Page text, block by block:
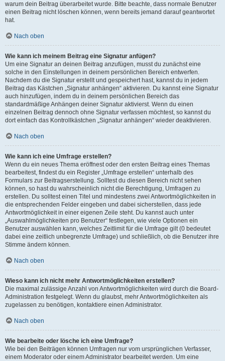
warum dein Beitrag überarbeitet wurde. Bitte beachte, dass normale Benutzer
einen Beitrag nicht löschen können, wenn bereits jemand darauf geantwortet
hat.
Nach oben
Wie kann ich meinem Beitrag eine Signatur anfügen?
Um eine Signatur an deinen Beitrag anzufügen, musst du zunächst eine
solche in den Einstellungen in deinem persönlichen Bereich entwerfen.
Nachdem du die Signatur erstellt und gespeichert hast, kannst du in jedem
Beitrag das Kästchen „Signatur anhängen“ aktivieren. Du kannst eine Signatur
auch hinzufügen, indem du in deinem persönlichen Bereich das
standardmäßige Anhängen deiner Signatur aktivierst. Wenn du einen
einzelnen Beitrag dennoch ohne Signatur verfassen möchtest, so kannst du
dort einfach das Kontrollkästchen „Signatur anhängen“ wieder deaktivieren.
Nach oben
Wie kann ich eine Umfrage erstellen?
Wenn du ein neues Thema eröffnest oder den ersten Beitrag eines Themas
bearbeitest, findest du ein Register „Umfrage erstellen“ unterhalb des
Formulars zur Beitragserstellung. Solltest du diesen Bereich nicht sehen
können, so hast du wahrscheinlich nicht die Berechtigung, Umfragen zu
erstellen. Du solltest einen Titel und mindestens zwei Antwortmöglichkeiten in
die entsprechenden Felder eingeben und dabei sicherstellen, dass jede
Antwortmöglichkeit in einer eigenen Zeile steht. Du kannst auch unter
„Auswahlmöglichkeiten pro Benutzer“ festlegen, wie viele Optionen ein
Benutzer auswählen kann, welches Zeitlimit für die Umfrage gilt (0 bedeutet
dabei eine zeitlich unbegrenzte Umfrage) und schließlich, ob die Benutzer ihre
Stimme ändern können.
Nach oben
Wieso kann ich nicht mehr Antwortmöglichkeiten erstellen?
Die maximal zulässige Anzahl von Antwortmöglichkeiten wird durch die Board-
Administration festgelegt. Wenn du glaubst, mehr Antwortmöglichkeiten als
zugelassen zu benötigen, kontaktiere einen Administrator.
Nach oben
Wie bearbeite oder lösche ich eine Umfrage?
Wie bei den Beiträgen können Umfragen nur vom ursprünglichen Verfasser,
einem Moderator oder einem Administrator bearbeitet werden. Um eine